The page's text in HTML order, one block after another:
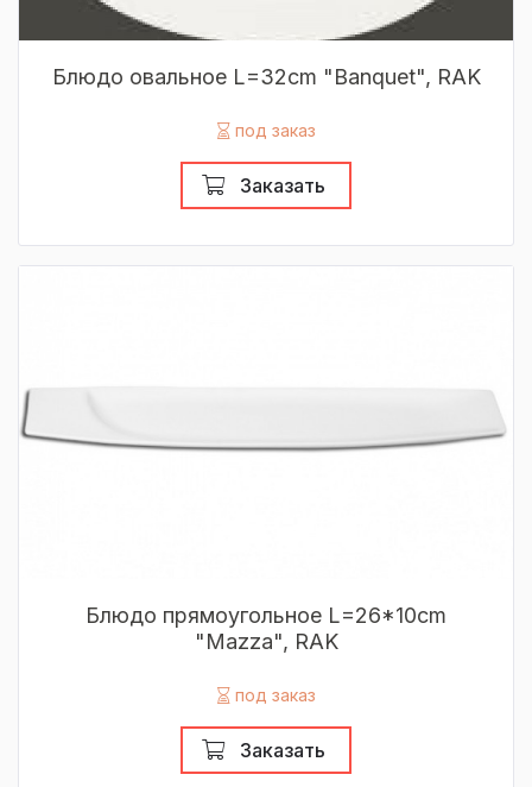
Блюдо овальное L=32cm "Banquet", RAK
под заказ
Заказать
Блюдо прямоугольное L=26*10cm
"Mazza", RAK
под заказ
Заказать